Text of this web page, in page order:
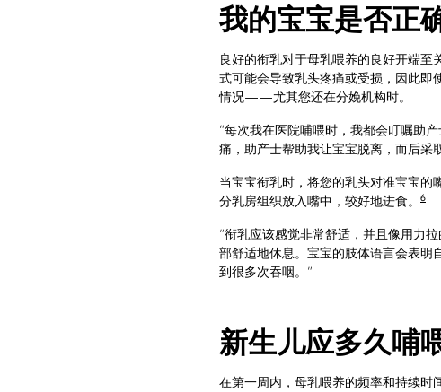
我的宝宝是否正
良好的衔乳对于母乳喂养的良好开端至
式可能会导致乳头疼痛或受损，因此即
情况——尤其您还在分娩机构时。
“每次我在医院哺喂时，我都会叮嘱助
痛，助产士帮助我让宝宝脱离，而后采
当宝宝衔乳时，将您的乳头对准宝宝
分乳房组织放入嘴中，较好地进食。
6
“衔乳应该感觉非常舒适，并且像用力
部舒适地休息。宝宝的肢体语言会表明
到很多次吞咽。”
新生儿应多久哺
在第一周内，母乳喂养的频率和持续